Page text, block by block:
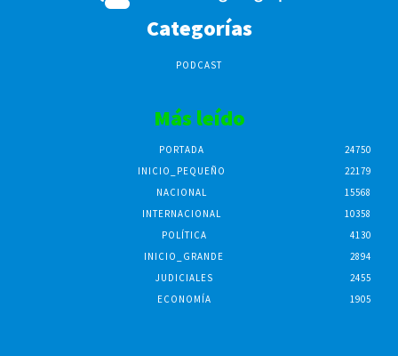
Categorías
PODCAST
Más leído
PORTADA
24750
INICIO_PEQUEÑO
22179
NACIONAL
15568
INTERNACIONAL
10358
POLÍTICA
4130
INICIO_GRANDE
2894
JUDICIALES
2455
ECONOMÍA
1905